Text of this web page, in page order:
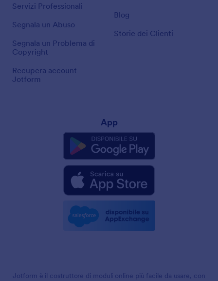
Servizi Professionali
Segnala un Abuso
Segnala un Problema di
Copyright
Recupera account
Jotform
Blog
Storie dei Clienti
App
Jotform è il costruttore di moduli online più facile da usare, con